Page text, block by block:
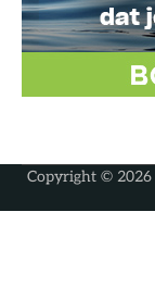
Copyright © 2026